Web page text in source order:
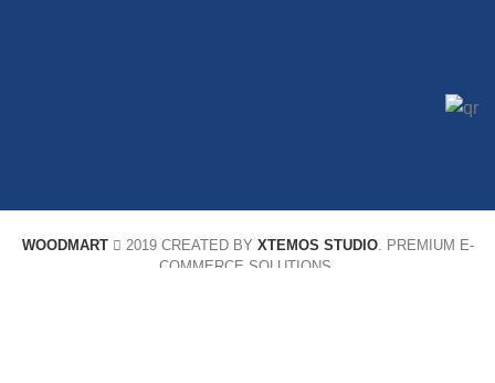
WOODMART 2019 CREATED BY XTEMOS STUDIO. PREMIUM E-
COMMERCE SOLUTIONS.